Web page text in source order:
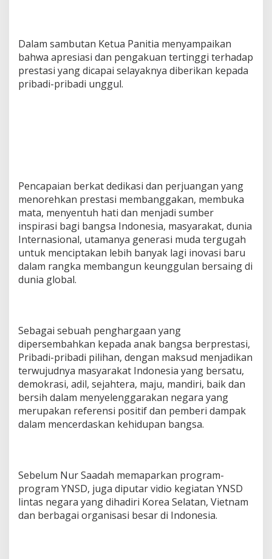
Dalam sambutan Ketua Panitia menyampaikan
bahwa apresiasi dan pengakuan tertinggi terhadap
prestasi yang dicapai selayaknya diberikan kepada
pribadi-pribadi unggul.
Pencapaian berkat dedikasi dan perjuangan yang
menorehkan prestasi membanggakan, membuka
mata, menyentuh hati dan menjadi sumber
inspirasi bagi bangsa Indonesia, masyarakat, dunia
Internasional, utamanya generasi muda tergugah
untuk menciptakan lebih banyak lagi inovasi baru
dalam rangka membangun keunggulan bersaing di
dunia global.
Sebagai sebuah penghargaan yang
dipersembahkan kepada anak bangsa berprestasi,
Pribadi-pribadi pilihan, dengan maksud menjadikan
terwujudnya masyarakat Indonesia yang bersatu,
demokrasi, adil, sejahtera, maju, mandiri, baik dan
bersih dalam menyelenggarakan negara yang
merupakan referensi positif dan pemberi dampak
dalam mencerdaskan kehidupan bangsa.
Sebelum Nur Saadah memaparkan program-
program YNSD, juga diputar vidio kegiatan YNSD
lintas negara yang dihadiri Korea Selatan, Vietnam
dan berbagai organisasi besar di Indonesia.